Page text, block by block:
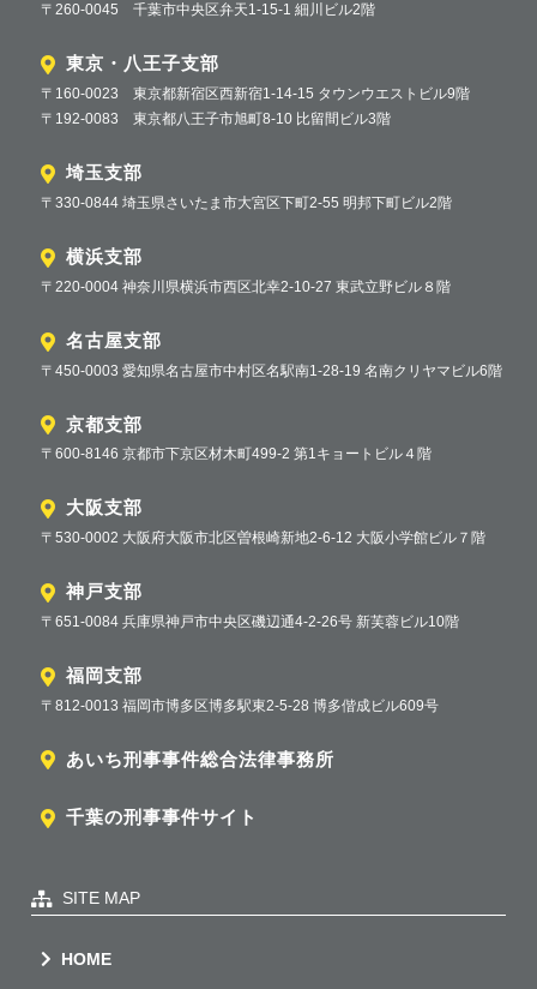
〒260-0045 千葉市中央区弁天1-15-1 細川ビル2階
東京・八王子支部
〒160-0023 東京都新宿区西新宿1-14-15 タウンウエストビル9階
〒192-0083 東京都八王子市旭町8-10 比留間ビル3階
埼玉支部
〒330-0844 埼玉県さいたま市大宮区下町2-55 明邦下町ビル2階
横浜支部
〒220-0004 神奈川県横浜市西区北幸2-10-27 東武立野ビル８階
名古屋支部
〒450-0003 愛知県名古屋市中村区名駅南1-28-19 名南クリヤマビル6階
京都支部
〒600-8146 京都市下京区材木町499-2 第1キョートビル４階
大阪支部
〒530-0002 大阪府大阪市北区曽根崎新地2-6-12 大阪小学館ビル７階
神戸支部
〒651-0084 兵庫県神戸市中央区磯辺通4-2-26号 新芙蓉ビル10階
福岡支部
〒812-0013 福岡市博多区博多駅東2-5-28 博多偕成ビル609号
あいち刑事事件総合法律事務所
千葉の刑事事件サイト
SITE MAP
HOME